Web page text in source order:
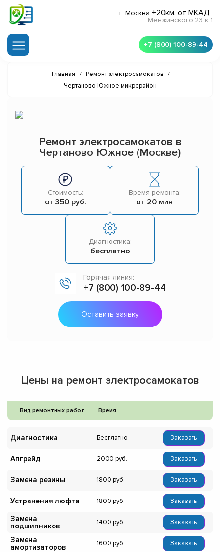
г. Москва +20км. от МКАД
Менжинского 23 к 1
+7 (800) 100-89-44
Главная / Ремонт электросамокатов
/
Чертаново Южное микрорайон
Ремонт электросамокатов в
Чертаново Южное (Москве)
Стоимость:
от 350 руб.
Время ремонта:
от 20 мин
Диагностика:
бесплатно
Горячая линия:
+7 (800) 100-89-44
Оставить заявку
Цены на ремонт электросамокатов
Вид ремонтных работ Время
Диагностика Бесплатно Заказать
Апгрейд 2000 Заказать
Замена резины 1800 Заказать
Устранения люфта 1800 Заказать
Замена
подшипников
1400 Заказать
Замена
амортизаторов
1600 Заказать